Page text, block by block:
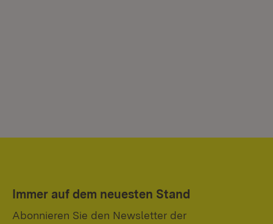
Immer auf dem neuesten Stand
Abonnieren Sie den Newsletter der